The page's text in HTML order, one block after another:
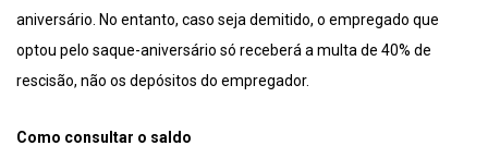
aniversário. No entanto, caso seja demitido, o empregado que
optou pelo saque-aniversário só receberá a multa de 40% de
rescisão, não os depósitos do empregador.
Como consultar o saldo